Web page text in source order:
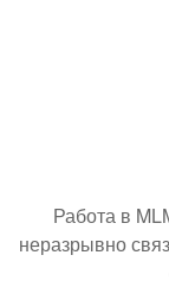
Работа в
неразрывно